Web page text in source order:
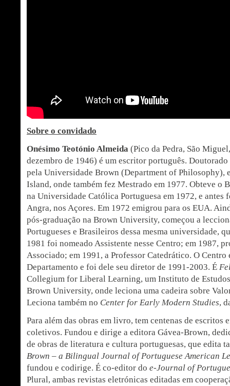
Sobre o convidado
Onésimo Teotónio Almeida (Pico da Pedra, São
dezembro de 1946) é um escritor português.
pela Universidade Brown (Department of Philosophy),
Island, onde também fez Mestrado em 1977. Obteve o
na Universidade Católica Portuguesa em 1972, e antes
Angra, nos Açores. Em 1972 emigrou para os EUA.
pós-graduação na Brown University, começou a
Portugueses e Brasileiros dessa mesma universidade,
1981 foi nomeado Assistente nesse Centro; em 1987,
Associado; em 1991, a Professor Catedrático. O Centro
Departamento e foi dele seu diretor de 1991-2003. É
Collegium for Liberal Learning, um Instituto de
Brown University, onde leciona uma cadeira sobre
Leciona também no Center for Early Modern Studies,
Para além das obras em livro, tem centenas de escritos
coletivos. Fundou e dirige a editora Gávea-Brown,
de obras de literatura e cultura portuguesas, que edita
Brown – a Bilingual Journal of Portuguese American
fundou e codirige. É co-editor do e-Journal of
Plural, ambas revistas eletrónicas editadas em